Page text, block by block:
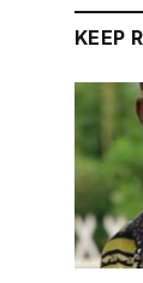
KEEP